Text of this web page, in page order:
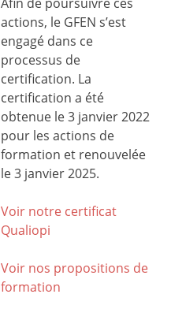
Afin de poursuivre ces
actions, le GFEN s’est
engagé dans ce
processus de
certification. La
certification a été
obtenue le 3 janvier 2022
pour les actions de
formation et renouvelée
le 3 janvier 2025.
Voir notre certificat
Qualiopi
Voir nos propositions de
formation